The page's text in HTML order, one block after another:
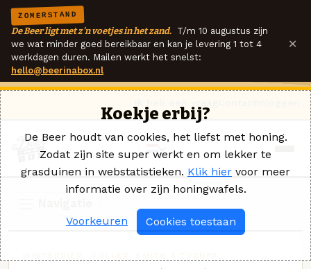
ZOMERSTAND
De Beer ligt met z'n voetjes in het zand. T/m 10 augustus zijn
we wat minder goed bereikbaar en kan je levering 1 tot 4
werkdagen duren. Mailen werkt het snelst:
hello@beerinabox.nl
×
Koekje erbij?
De Beer houdt van cookies, het liefst met honing.
Zodat zijn site super werkt en om lekker te
grasduinen in webstatistieken. Klik hier voor meer
informatie over zijn honingwafels.
Voorkeuren Cookies toestaan